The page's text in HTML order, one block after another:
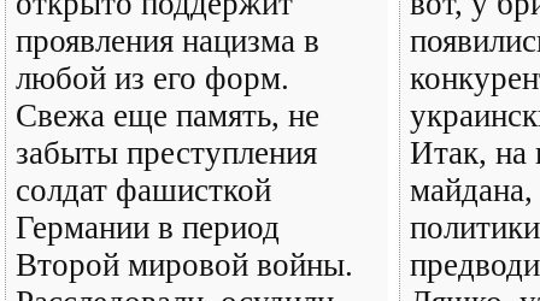
проявления нацизма в
любой из его форм.
Свежа еще память, не
забыты преступления
солдат фашисткой
Германии в период
Второй мировой войны.
Итак, на
майдана,